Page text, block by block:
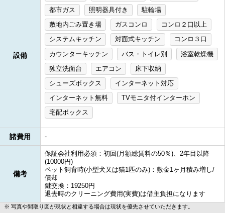
設備
都市ガス 照明器具付き
駐輪場
敷地内ごみ置き場
ガスコンロ
コンロ２口以上
システムキッチン
対面式キッチン
コンロ３口
カウンターキッチン
バス・トイレ別
浴室乾燥機
独立洗面台
エアコン
床下収納
シューズボックス
インターネット対応
インターネット無料
TVモニタ付インターホン
宅配ボックス
諸費用 -
備考
保証会社利用必須：初回(月額総賃料の50％)、2年目以降
(10000円)
ペット飼育時(小型犬又は猫1匹のみ)：敷金1ヶ月積み増し/
償却
鍵交換：19250円
退去時のクリーニング費用(実費)は借主負担になります
写真や間取り図が現状と相違する場合は現状を優先させていただきます。